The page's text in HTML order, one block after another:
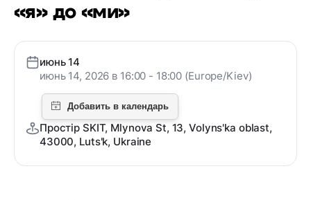
«я» до «ми»
июнь 14
июнь 14, 2026 в 16:00 - 18:00 (Europe/Kiev)
Простір SKIT, Mlynova St, 13, Volyns'ka oblast,
43000, Luts'k, Ukraine